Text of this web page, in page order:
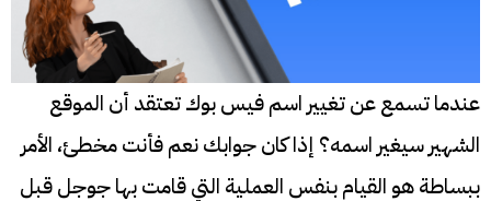
عندما تسمع عن تغيير اسم فيس بوك تعتقد أن الموقع
الشهير سيغير اسمه؟ إذا كان جوابك نعم فأنت مخطئ، الأمر
ببساطة هو القيام بنفس العملية التي قامت بها جوجل قبل